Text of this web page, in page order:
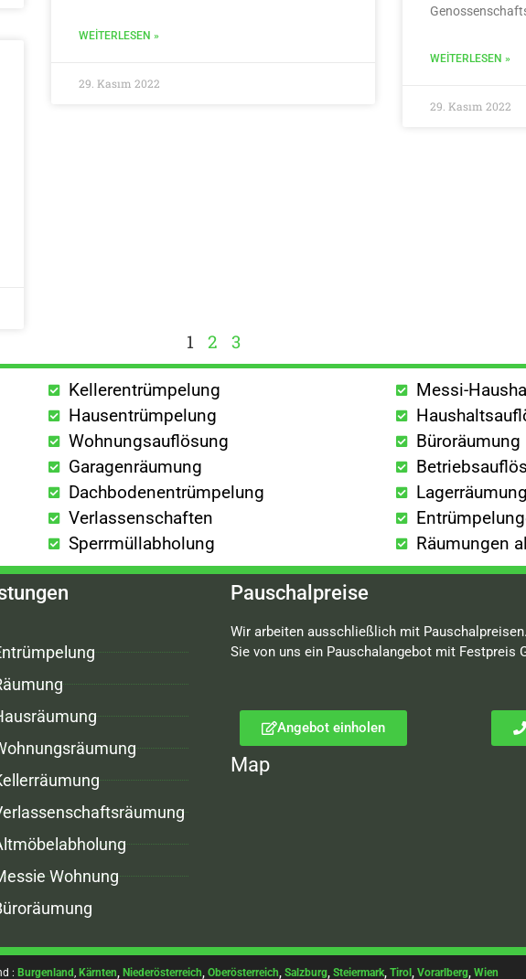
WEITERLESEN »
29. Kasım 2022
WEITERLESEN »
29. Kasım 2022
1 2 3
Kellerentrümpelung
Hausentrümpelung
Wohnungsauflösung
Garagenräumung
Dachbodenentrümpelung
Verlassenschaften
Sperrmüllabholung
Messi-
Büroräumung
Lagerräumung
Räumungen
Wohnung
Pauschalpreise
Wir arbeiten ausschließlich mit
Sie von uns ein Pauschalangebot mit Festpreis
Angebot einholen
Map
: Burgenland Kärnten Niederösterreich Oberösterreich Salzburg, Steiermark, Tirol, Vorarlberg, Wien